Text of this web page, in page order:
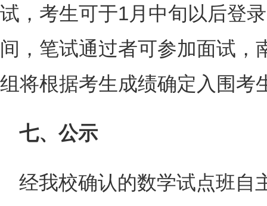
试，考生可于1月中旬以后登
间，笔试通过者可参加面试，
组将根据考生成绩确定入围考
七、公示
经我校确认的数学试点班自